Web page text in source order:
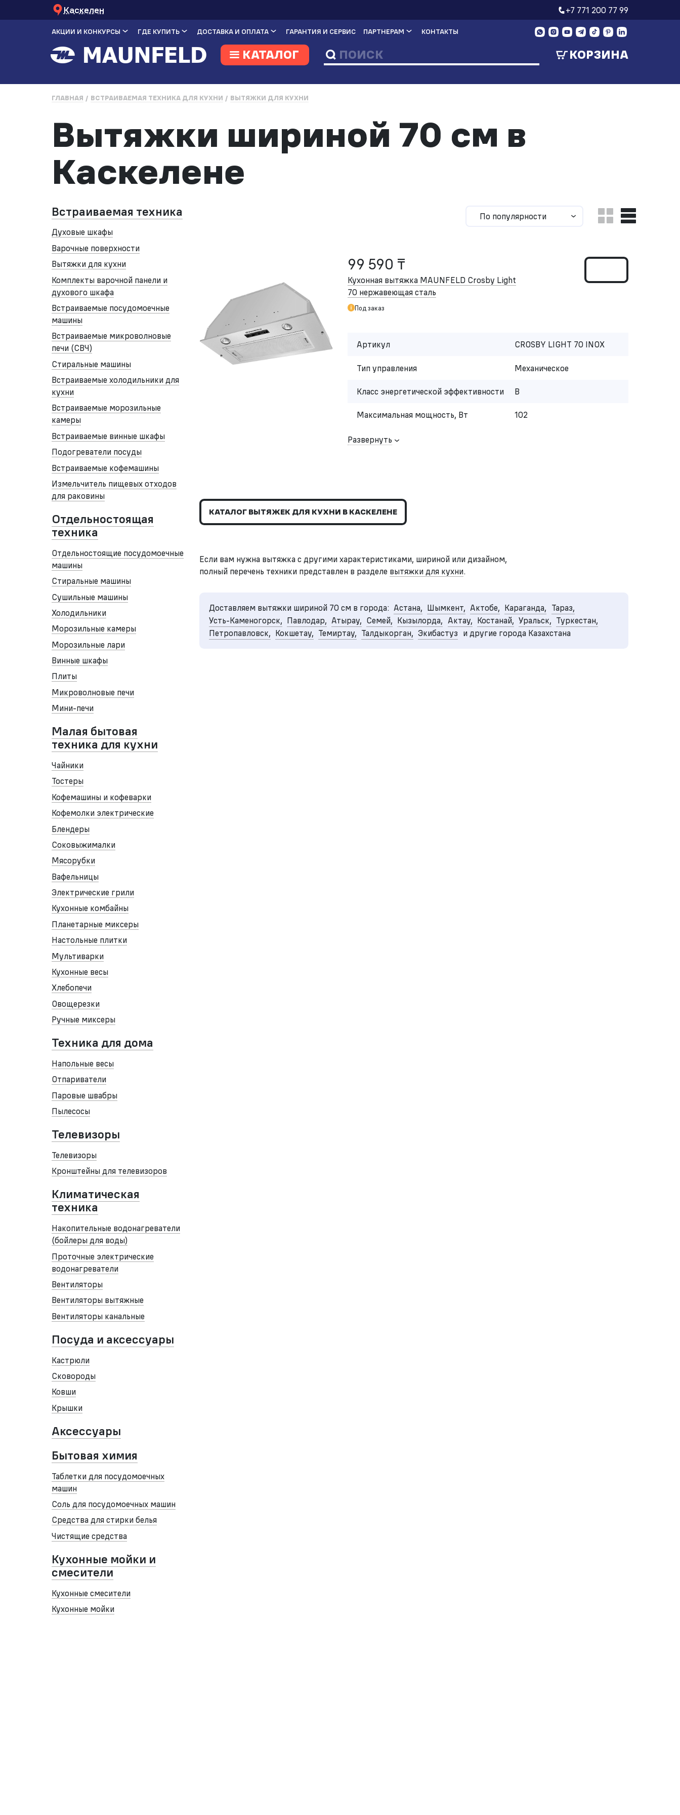
Каскелен +7 771 200 77 99
АКЦИИ И КОНКУРСЫ ГДЕ КУПИТЬ ДОСТАВКА И ОПЛАТА ГАРАНТИЯ И СЕРВИС ПАРТНЕРАМ КОНТАКТЫ
КАТАЛОГ КОРЗИНА
ГЛАВНАЯ ВСТРАИВАЕМАЯ ТЕХНИКА ДЛЯ КУХНИ ВЫТЯЖКИ ДЛЯ КУХНИ
Вытяжки шириной 70 см в
Каскелене
Встраиваемая техника
Духовые шкафы
Варочные поверхности
Вытяжки для кухни
Комплекты варочной панели и
духового шкафа
Встраиваемые посудомоечные
машины
Встраиваемые микроволновые
печи (СВЧ)
Стиральные машины
Встраиваемые холодильники для
кухни
Встраиваемые морозильные
камеры
Встраиваемые винные шкафы
Подогреватели посуды
Встраиваемые кофемашины
Измельчитель пищевых отходов
для раковины
Отдельностоящая
техника
Отдельностоящие посудомоечные
машины
Стиральные машины
Сушильные машины
Холодильники
Морозильные камеры
Морозильные лари
Винные шкафы
Плиты
Микроволновые печи
Мини-печи
Малая бытовая
техника для кухни
Чайники
Тостеры
Кофемашины и кофеварки
Кофемолки электрические
Блендеры
Соковыжималки
Мясорубки
Вафельницы
Электрические грили
Кухонные комбайны
Планетарные миксеры
Настольные плитки
Мультиварки
Кухонные весы
Хлебопечи
Овощерезки
Ручные миксеры
Техника для дома
Напольные весы
Отпариватели
Паровые швабры
Пылесосы
Телевизоры
Телевизоры
Кронштейны для телевизоров
Климатическая
техника
Накопительные водонагреватели
(бойлеры для воды)
Проточные электрические
водонагреватели
Вентиляторы
Вентиляторы вытяжные
Вентиляторы канальные
Посуда и аксессуары
Кастрюли
Сковороды
Ковши
Крышки
Аксессуары
Бытовая химия
Таблетки для посудомоечных
машин
Соль для посудомоечных машин
Средства для стирки белья
Чистящие средства
Кухонные мойки и
смесители
Кухонные смесители
Кухонные мойки
По популярности
99 590 ₸
Кухонная вытяжка MAUNFELD Crosby Light
70 нержавеющая сталь
Под заказ
Артикул CROSBY LIGHT 70 INOX
Тип управления Механическое
Класс энергетической эффективности B
Максимальная мощность, Вт 102
Развернуть
КАТАЛОГ ВЫТЯЖЕК ДЛЯ КУХНИ В КАСКЕЛЕНЕ
Если вам нужна вытяжка с другими характеристиками, шириной или дизайном,
полный перечень техники представлен в разделе вытяжки для кухни.
Доставляем вытяжки шириной 70 см в города: Астана, Шымкент, Актобе, Караганда, Тараз,
Усть-Каменогорск, Павлодар, Атырау, Семей, Кызылорда, Актау, Костанай, Уральск, Туркестан,
Петропавловск, Кокшетау, Темиртау, Талдыкорган, Экибастуз и другие города Казахстана